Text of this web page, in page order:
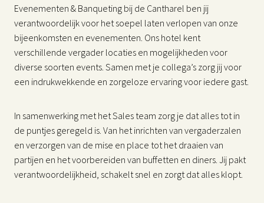
Evenementen & Banqueting bij de Cantharel ben jij
verantwoordelijk voor het soepel laten verlopen van onze
bijeenkomsten en evenementen. Ons hotel kent
verschillende vergader locaties en mogelijkheden voor
diverse soorten events. Samen met je collega’s zorg jij voor
een indrukwekkende en zorgeloze ervaring voor iedere gast.
In samenwerking met het Sales team zorg je dat alles tot in
de puntjes geregeld is. Van het inrichten van vergaderzalen
en verzorgen van de mise en place tot het draaien van
partijen en het voorbereiden van buffetten en diners. Jij pakt
verantwoordelijkheid, schakelt snel en zorgt dat alles klopt.